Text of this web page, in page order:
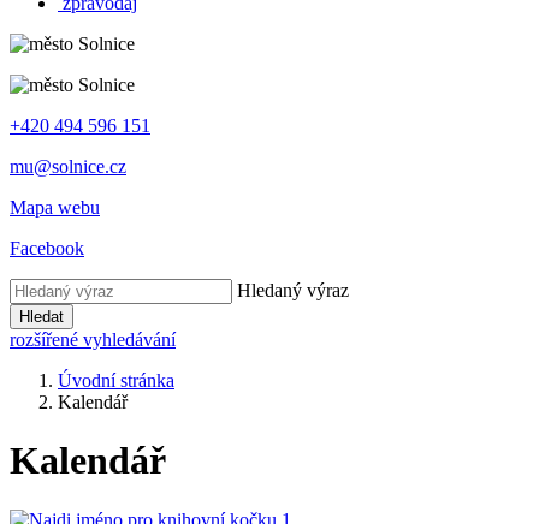
+420 494 596 151
mu@solnice.cz
Mapa webu
Facebook
Hledaný výraz
Hledat
rozšířené vyhledávání
Úvodní stránka
Kalendář
Kalendář